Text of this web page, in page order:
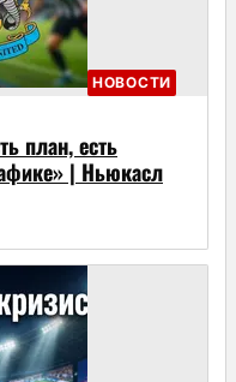
НОВОСТИ
план, есть
| Ньюкасл